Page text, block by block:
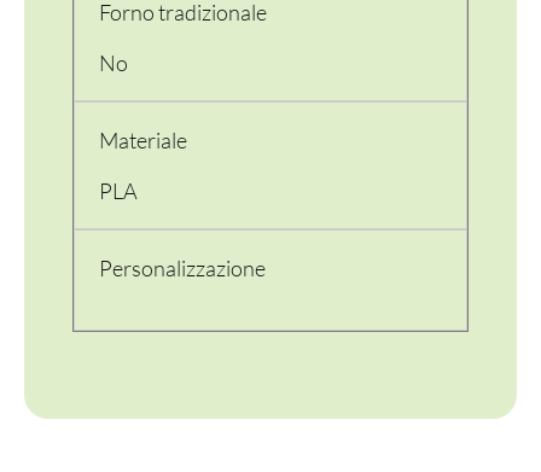
VASSOI E COTTURA
Forno tradizionale
No
Materiale
PLA
Personalizzazione